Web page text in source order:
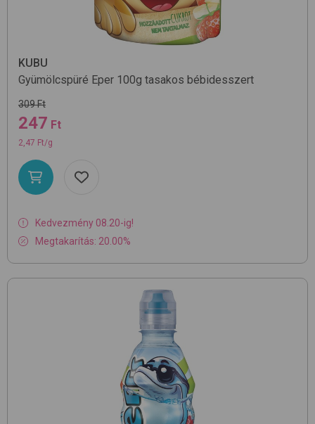
KUBU
Gyümölcspüré Eper 100g tasakos bébidesszert
309 Ft
247 Ft
2,47 Ft/g
Kedvezmény 08.20-ig!
Megtakarítás: 20.00%